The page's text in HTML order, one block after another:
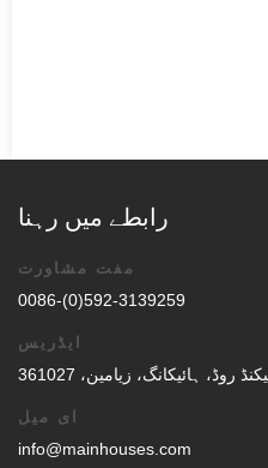
رابطے میں رہنا
مفت مشاورت
0086-(0)592-3139259
ایڈریس
ای میل
info@mainhouses.com